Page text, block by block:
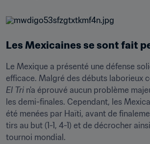
Les Mexicaines se sont fait
Le Mexique a présenté une défense
El Tri n'a éprouvé aucun problème
les demi-finales. Cependant, les
été menées par Haïti, avant de
tirs au but (1-1, 4-1) et de décrocher
tournoi mondial.